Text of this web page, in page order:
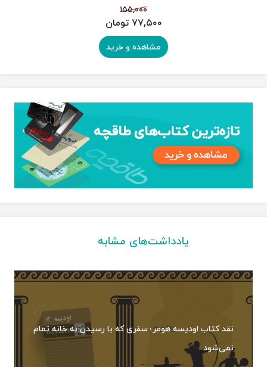
۱۵۵,۰۰۰
۷۷,۵۰۰ تومان
مشاهده و خرید
یادداشت‌های مشابه
نقد کتاب اودیسه هومر؛ سفری که با رسیدن به خانه تمام
نمی‌شود